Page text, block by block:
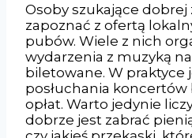
Osoby szukające dobrej
zapoznać z ofertą
pubów. Wiele z nich
wydarzenia z muzyką
biletowane. W praktyce
posłuchania
opłat. Warto jedynie
dobrze jest zabrać